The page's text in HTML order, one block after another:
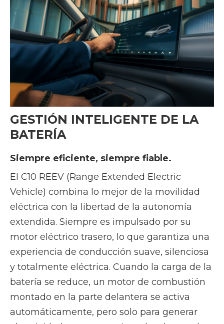
GESTIÓN INTELIGENTE DE LA
BATERÍA
Siempre eficiente, siempre fiable.
El C10 REEV (Range Extended Electric
Vehicle) combina lo mejor de la movilidad
eléctrica con la libertad de la autonomía
extendida. Siempre es impulsado por su
motor eléctrico trasero, lo que garantiza una
experiencia de conducción suave, silenciosa
y totalmente eléctrica. Cuando la carga de la
batería se reduce, un motor de combustión
montado en la parte delantera se activa
automáticamente, pero solo para generar